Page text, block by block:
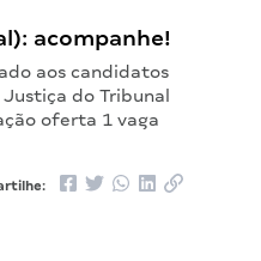
acompanhe!
aos candidatos
do Tribunal
oferta 1 vaga